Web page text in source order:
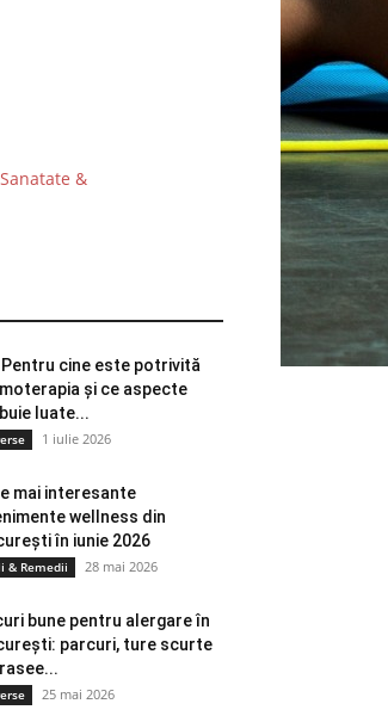
&
Pentru cine este potrivită
și ce aspecte
luate...
1 iulie 2026
mai interesante
wellness din
în iunie 2026
& Remedii 28 mai 2026
bune pentru alergare în
parcuri, ture scurte
25 mai 2026